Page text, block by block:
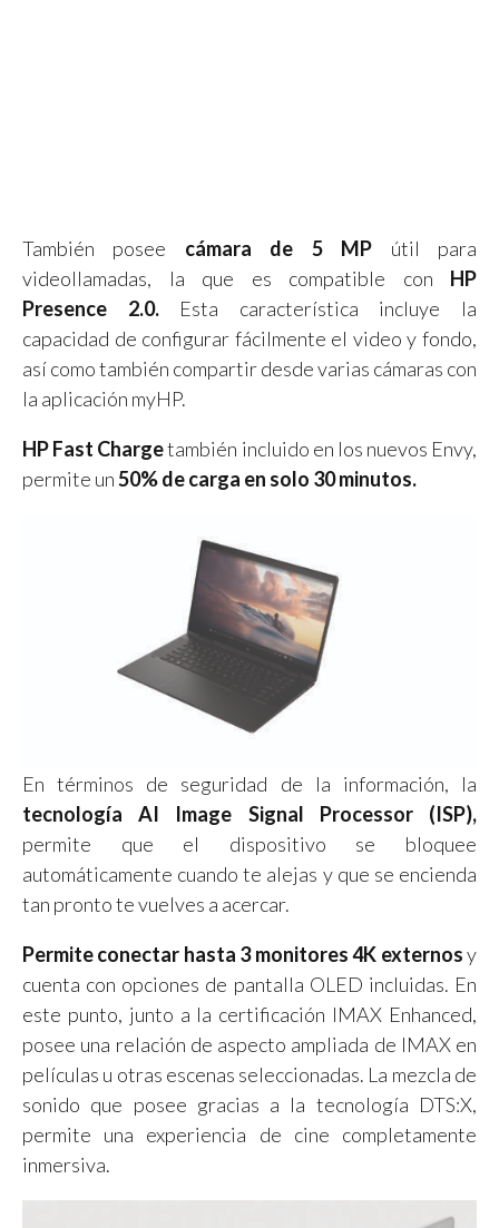
También posee cámara de 5 MP útil para
videollamadas, la que es compatible con HP
Presence 2.0.Esta característica incluye la
capacidad de configurar fácilmente el video y fondo,
así como también compartir desde varias cámaras con
la aplicación myHP.
HP Fast Chargetambién incluido en los nuevos Envy,
permite un50% de carga en solo 30 minutos.
En términos de seguridad de la información, la
tecnología AI Image Signal Processor (ISP),
permite que el dispositivo se bloquee
automáticamente cuando te alejas y que se encienda
tan pronto te vuelves a acercar.
Permite conectar hasta 3 monitores 4K externosy
cuenta con opciones de pantalla OLED incluidas. En
este punto, junto a la certificación IMAX Enhanced,
posee una relación de aspecto ampliada de IMAX en
películas u otras escenas seleccionadas. La mezcla de
sonido que posee gracias a la tecnología DTS:X,
permite una experiencia de cine completamente
inmersiva.